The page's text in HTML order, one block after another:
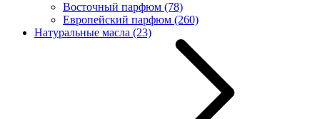
Восточный парфюм (78)
Европейский парфюм (260)
Натуральные масла (23)